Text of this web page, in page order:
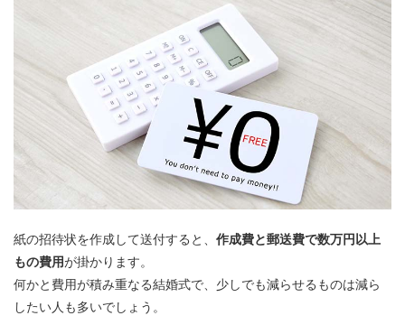
紙の招待状を作成して送付すると、 作成費と郵送費で数万円以上
もの費用が掛かります。
何かと費用が積み重なる結婚式で、少しでも減らせるものは減ら
したい人も多いでしょう。